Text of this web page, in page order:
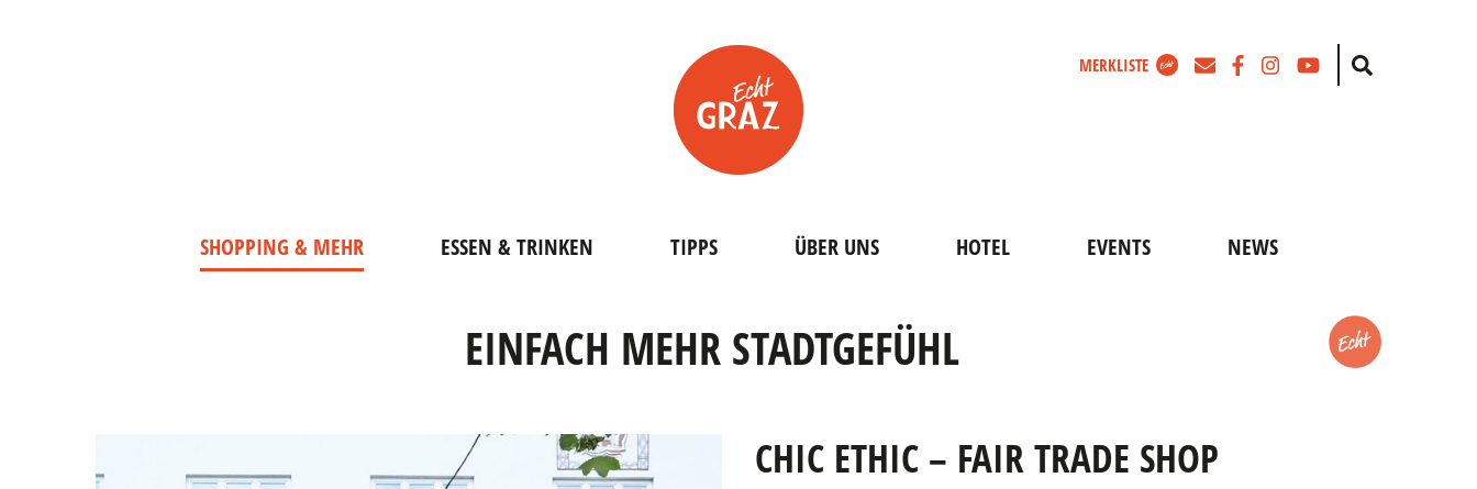
MERKLISTE
ZumFacebook
Instagram
Youtube
SHOPPING & MEHR ESSEN & TRINKEN TIPPS ÜBER UNS HOTEL EVENTS NEWS
EINFACH MEHR STADTGEFÜHL
CHIC ETHIC – FAIR TRADE SHOP